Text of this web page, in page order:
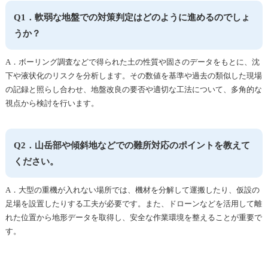
Q1．軟弱な地盤での対策判定はどのように進めるのでしょ
うか？
A．ボーリング調査などで得られた土の性質や固さのデータをもとに、沈
下や液状化のリスクを分析します。その数値を基準や過去の類似した現場
の記録と照らし合わせ、地盤改良の要否や適切な工法について、多角的な
視点から検討を行います。
Q2．山岳部や傾斜地などでの難所対応のポイントを教えて
ください。
A．大型の重機が入れない場所では、機材を分解して運搬したり、仮設の
足場を設置したりする工夫が必要です。また、ドローンなどを活用して離
れた位置から地形データを取得し、安全な作業環境を整えることが重要で
す。